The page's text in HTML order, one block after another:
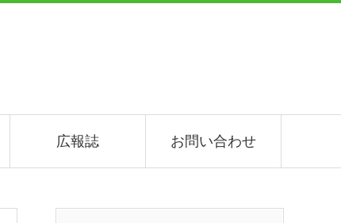
広報誌 お問い合わせ